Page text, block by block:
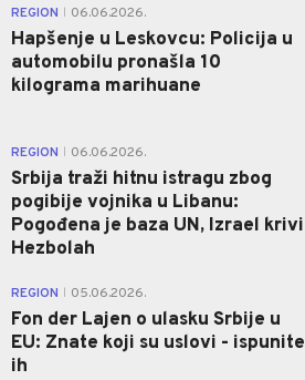
REGION 06.06.2026.
Hapšenje u Leskovcu: Policija u
automobilu pronašla 10
kilograma marihuane
REGION 06.06.2026.
Srbija traži hitnu istragu zbog
pogibije vojnika u Libanu:
Pogođena je baza UN, Izrael krivi
Hezbolah
REGION 05.06.2026.
Fon der Lajen o ulasku Srbije u
EU: Znate koji su uslovi - ispunite
ih